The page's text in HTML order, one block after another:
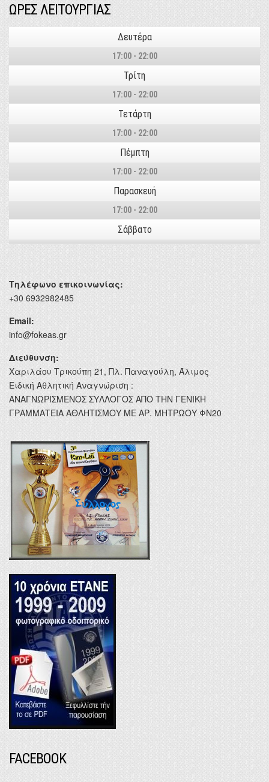
ΩΡΕΣ ΛΕΙΤΟΥΡΓΙΑΣ
Δευτέρα
17:00 - 22:00
Τρίτη
17:00 - 22:00
Τετάρτη
17:00 - 22:00
Πέμπτη
17:00 - 22:00
Παρασκευή
17:00 - 22:00
Σάββατο
Τηλέφωνο επικοινωνίας:
+30 6932982485
Email:
info@fokeas.gr
Διεύθυνση:
Χαριλάου Τρικούπη 21, Πλ. Παναγούλη, Άλιμος
Ειδική Αθλητική Αναγνώριση :
ΑΝΑΓΝΩΡΙΣΜΕΝΟΣ ΣΥΛΛΟΓΟΣ ΑΠΟ ΤΗΝ ΓΕΝΙΚΗ
ΓΡΑΜΜΑΤΕΙΑ ΑΘΛΗΤΙΣΜΟΥ ΜΕ ΑΡ. ΜΗΤΡΩΟΥ ΦΝ20
FACEBOOK